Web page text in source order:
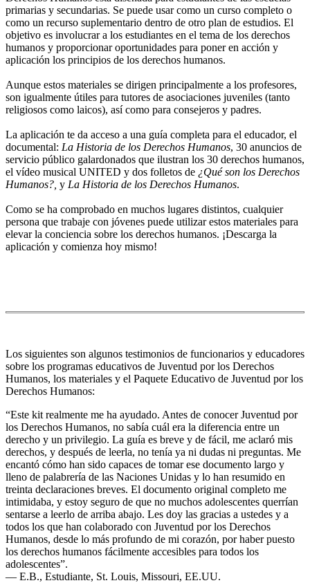
primarias y secundarias. Se puede usar como un curso completo o
como un recurso suplementario dentro de otro plan de estudios. El
objetivo es involucrar a los estudiantes en el tema de los derechos
humanos y proporcionar oportunidades para poner en acción y
aplicación los principios de los derechos humanos.
Aunque estos materiales se dirigen principalmente a los profesores,
son igualmente útiles para tutores de asociaciones juveniles (tanto
religiosos como laicos), así como para consejeros y padres.
La aplicación te da acceso a una guía completa para el educador, el
documental: La Historia de los Derechos Humanos, 30 anuncios de
servicio público galardonados que ilustran los 30 derechos humanos,
el vídeo musical UNITED y dos folletos de ¿Qué son los Derechos
Humanos?, y La Historia de los Derechos Humanos.
Como se ha comprobado en muchos lugares distintos, cualquier
persona que trabaje con jóvenes puede utilizar estos materiales para
elevar la conciencia sobre los derechos humanos. ¡Descarga la
aplicación y comienza hoy mismo!
Los siguientes son algunos testimonios de funcionarios y educadores
sobre los programas educativos de Juventud por los Derechos
Humanos, los materiales y el Paquete Educativo de Juventud por los
Derechos Humanos:
“Este kit realmente me ha ayudado. Antes de conocer Juventud por
los Derechos Humanos, no sabía cuál era la diferencia entre un
derecho y un privilegio. La guía es breve y de fácil, me aclaró mis
derechos, y después de leerla, no tenía ya ni dudas ni preguntas. Me
encantó cómo han sido capaces de tomar ese documento largo y
lleno de palabrería de las Naciones Unidas y lo han resumido en
treinta declaraciones breves. El documento original completo me
intimidaba, y estoy seguro de que no muchos adolescentes querrían
sentarse a leerlo de arriba abajo. Les doy las gracias a ustedes y a
todos los que han colaborado con Juventud por los Derechos
Humanos, desde lo más profundo de mi corazón, por haber puesto
los derechos humanos fácilmente accesibles para todos los
adolescentes”.
— E.B., Estudiante, St. Louis, Missouri, EE.UU.